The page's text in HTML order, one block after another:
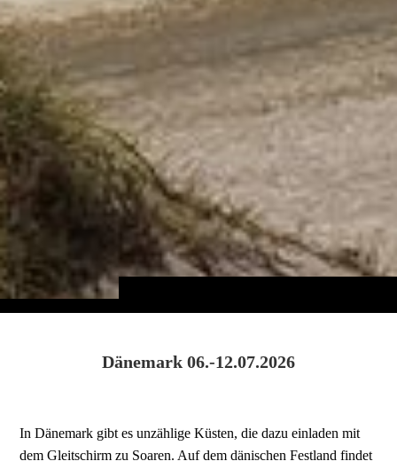
Dänemark 06.-12.07.2026
In Dänemark gibt es unzählige Küsten, die dazu einladen mit
dem Gleitschirm zu Soaren. Auf dem dänischen Festland findet